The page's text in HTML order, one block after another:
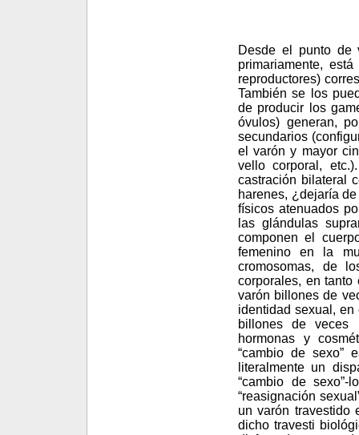
Desde el punto de
primariamente,
reproductores)
También se los
de producir los
óvulos) generan,
secundarios
el varón y mayor
vello corporal,
castración bilateral
harenes, ¿dejaría
físicos atenuados
las glándulas
componen el
femenino en la
cromosomas, de
corporales, en
varón billones de
identidad sexual,
billones de veces
hormonas y
“cambio de sexo”
literalmente un
“cambio de
“reasignación
un varón travestido
dicho travesti